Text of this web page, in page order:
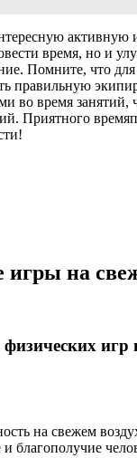
активную
время, но и
Помните, что
правильную
во время занятий,
Приятного
на
игр
на свежем
и благополучие